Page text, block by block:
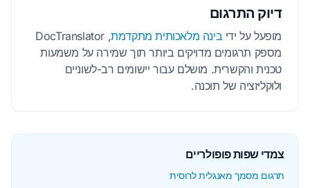
דיוק התרגום
מופעל על ידי בינה מלאכותית מתקדמת , DocTranslator
מספק תרגומים מדויקים ביותר תוך שמירה על משמעות
טכנית והקשרית. מושלם עבור יישומים רב-לשוניים
ולוקליזציה של תוכנה.
צמדי שפות פופולריים
תרגום מסמך מאנגלית לרוסית